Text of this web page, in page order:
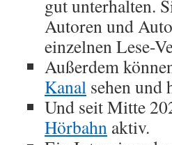
gut unterhalten.
Autoren und
einzelnen Lese-
Außerdem
Kanal sehen und
Und seit Mitte
Hörbahn aktiv.